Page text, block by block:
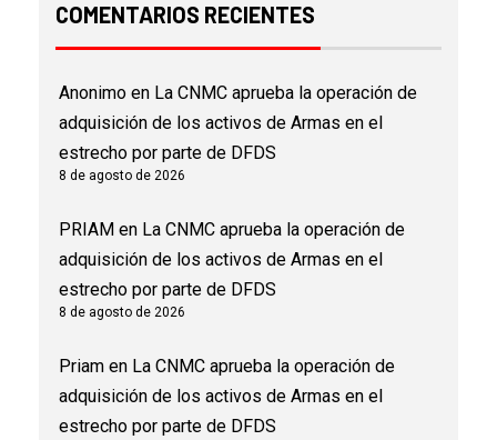
COMENTARIOS RECIENTES
Anonimo en La CNMC aprueba la operación de
adquisición de los activos de Armas en el
estrecho por parte de DFDS
8 de agosto de 2026
PRIAM en La CNMC aprueba la operación de
adquisición de los activos de Armas en el
estrecho por parte de DFDS
8 de agosto de 2026
Priam en La CNMC aprueba la operación de
adquisición de los activos de Armas en el
estrecho por parte de DFDS